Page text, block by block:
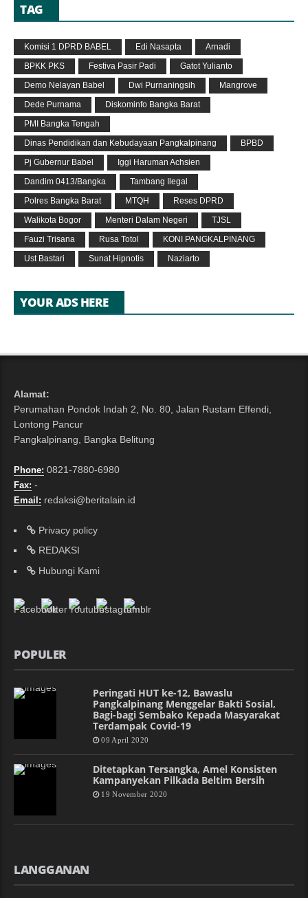
TAG
Komisi 1 DPRD BABEL Edi Nasapta
Arnadi
BPKK PKS
Festiva Pasir Padi
Gatot Yulianto
Demo Nelayan Babel
Dwi Purnaningsih
Mangrove
Dede Purnama
Diskominfo Bangka Barat
PMI Bangka Tengah
Dinas Pendidikan dan Kebudayaan Pangkalpinang
BPBD
Pj Gubernur Babel
Iggi Haruman Achsien
Dandim 0413/Bangka
Tambang Ilegal
Polres Bangka Barat
MTQH
Reses DPRD
Walikota Bogor
Menteri Dalam Negeri
TJSL
Fauzi Trisana
Rusa Totol
KONI PANGKALPINANG
Ust Bastari
Sunat Hipnotis Naziarto
YOUR ADS HERE
Alamat:
Perumahan Pondok Indah 2, No. 80, Jalan Rustam Effendi,
Lontong Pancur
Pangkalpinang, Bangka Belitung
Phone: 0821-7880-6980
Fax: -
Email: redaksi@beritalain.id
Privacy policy
REDAKSI
Hubungi Kami
POPULER
Peringati HUT ke-12, Bawaslu
Pangkalpinang Menggelar Bakti Sosial,
Bagi-bagi Sembako Kepada Masyarakat
Terdampak Covid-19
09 April 2020
Ditetapkan Tersangka, Amel Konsisten
Kampanyekan Pilkada Beltim Bersih
19 November 2020
LANGGANAN